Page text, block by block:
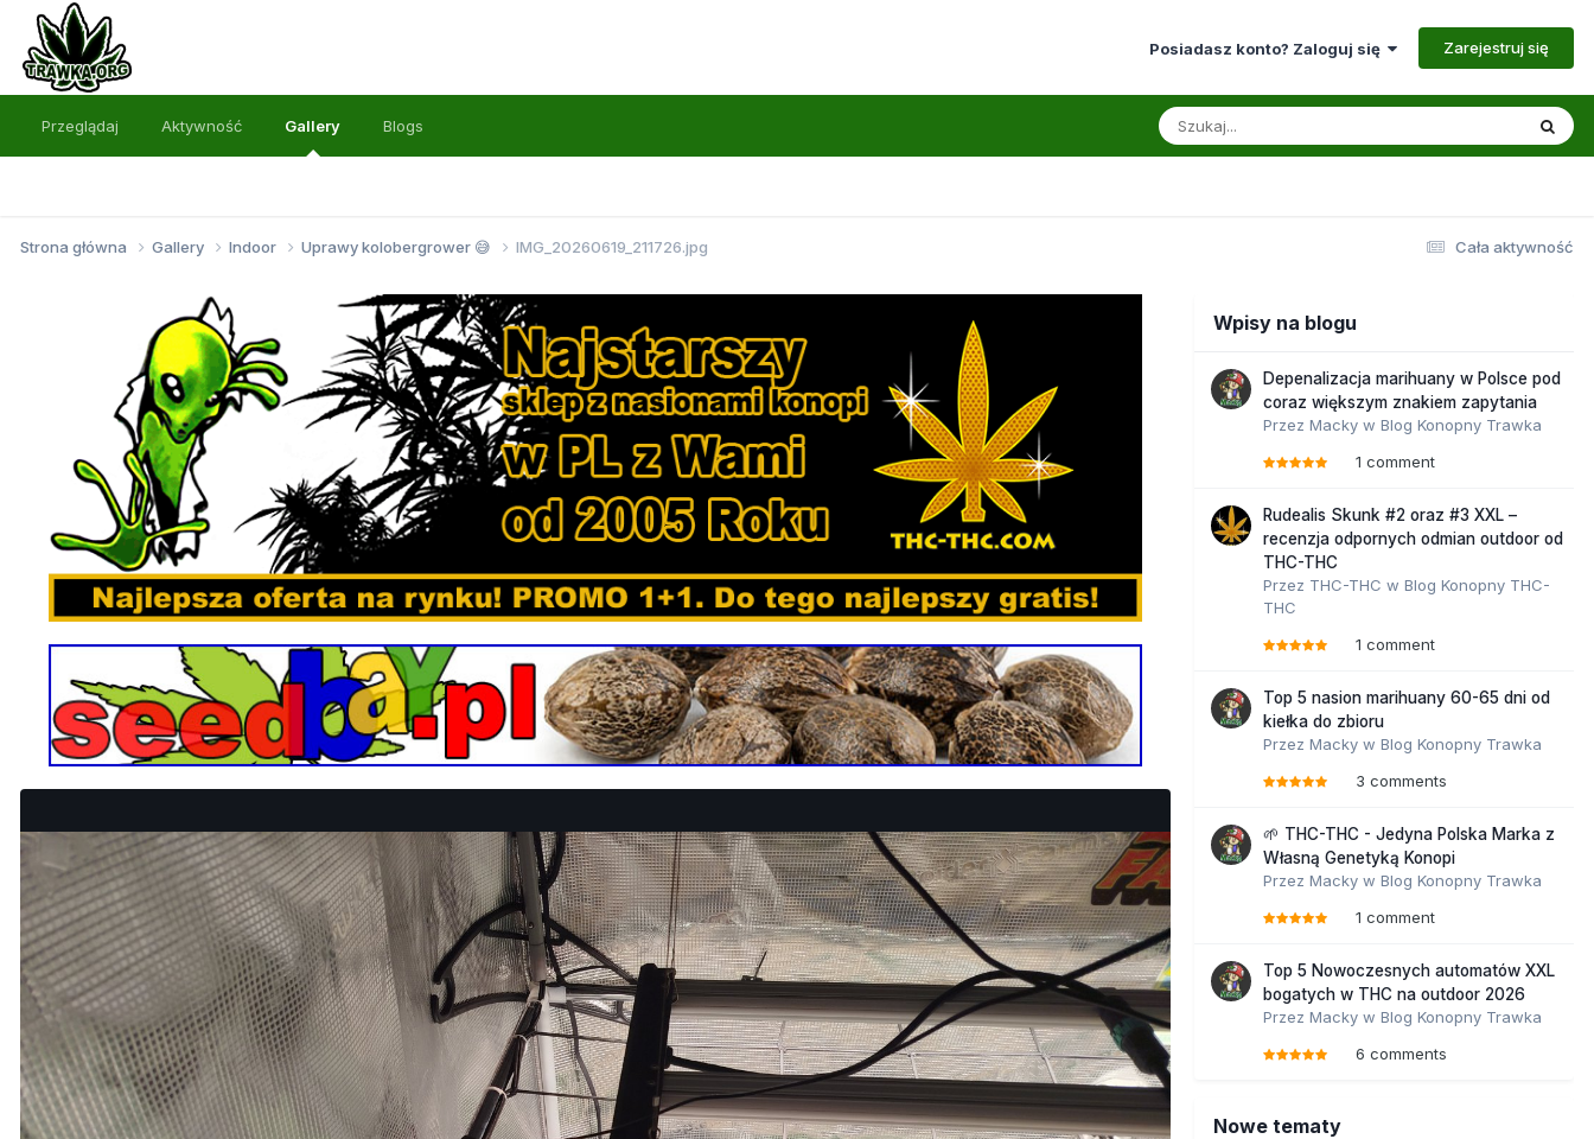
Posiadasz konto? Zaloguj się Zarejestruj się
Przeglądaj Aktywność Gallery Blogs
Cała aktywność
Strona główna Gallery Indoor Uprawy kolobergrower 😅 IMG_20260619_211726.jpg
Wpisy na blogu
Depenalizacja marihuany w Polsce pod
coraz większym znakiem zapytania
Przez Macky w Blog Konopny Trawka
1 comment
Rudealis Skunk #2 oraz #3 XXL –
recenzja odpornych odmian outdoor od
THC-THC
Przez THC-THC w Blog Konopny THC-
THC
1 comment
Top 5 nasion marihuany 60-65 dni od
kiełka do zbioru
Przez Macky w Blog Konopny Trawka
3 comments
🌱 THC-THC - Jedyna Polska Marka z
Własną Genetyką Konopi
Przez Macky w Blog Konopny Trawka
1 comment
Top 5 Nowoczesnych automatów XXL
bogatych w THC na outdoor 2026
Przez Macky w Blog Konopny Trawka
6 comments
Nowe tematy